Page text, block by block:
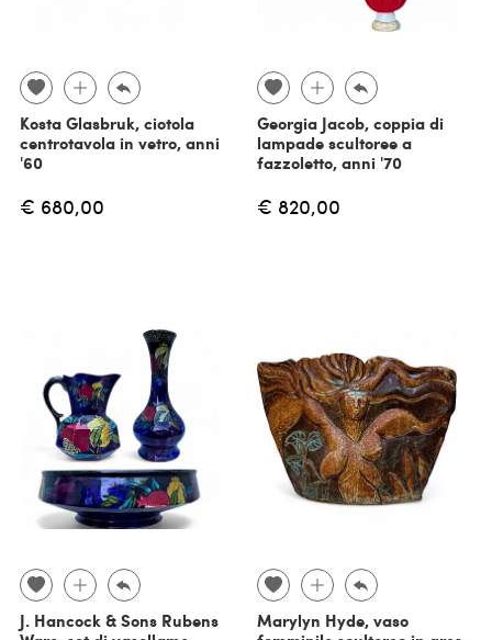
Kosta Glasbruk, ciotola
centrotavola in vetro, anni
'60
€ 680,00
Georgia Jacob, coppia di
lampade scultoree a
fazzoletto, anni '70
€ 820,00
J. Hancock & Sons Rubens
Marylyn Hyde, vaso